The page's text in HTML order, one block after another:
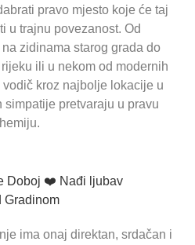
pravo mjesto koje će taj
u trajnu povezanost. Od
zidinama starog grada do
ili u nekom od modernih
kroz najbolje lokacije u
simpatije pretvaraju u pravu
hemiju.
ima onaj direktan, srdačan i